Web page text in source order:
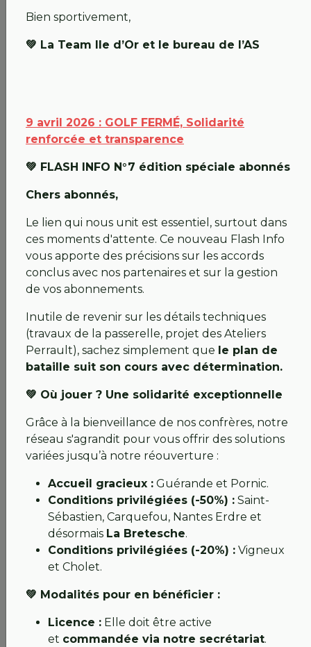
Bien sportivement,
💚 La Team Ile d’Or et le bureau de l’AS
9 avril 2026 : GOLF FERMÉ, Solidarité
renforcée et transparence
💚 FLASH INFO N°7 édition spéciale abonnés
Chers abonnés,
Le lien qui nous unit est essentiel, surtout dans
ces moments d'attente. Ce nouveau Flash Info
vous apporte des précisions sur les accords
conclus avec nos partenaires et sur la gestion
de vos abonnements.
Inutile de revenir sur les détails techniques
(travaux de la passerelle, projet des Ateliers
Perrault), sachez simplement que le plan de
bataille suit son cours avec détermination.
💚 Où jouer ? Une solidarité exceptionnelle
Grâce à la bienveillance de nos confrères, notre
réseau s'agrandit pour vous offrir des solutions
variées jusqu’à notre réouverture :
Accueil gracieux : Guérande et Pornic.
Conditions privilégiées (-50%) : Saint-
Sébastien, Carquefou, Nantes Erdre et
désormais La Bretesche.
Conditions privilégiées (-20%) : Vigneux
et Cholet.
💚 Modalités pour en bénéficier :
Licence : Elle doit être active
et commandée via notre secrétariat.
Merci pour votre immense patience et votre fidélité
J’ai décidé de faire une deuxième lettre vraiment
pour vous, nos abonnés. J’espère vous montrer
combien nous avons conscience du désagrément
que vous subissez et combien nous sommes
mais il est difficile de communiquer sans avancées
signifiantes.
N’hésitez pas à nous appeler ou à nous envoyer un
quelques bonnes nouvelles.
Bien à vous,
Hélène 💚
Chers abonnés, chers licenciés,
Le printemps pointe le bout de son nez, les cerisiers
sont en fleurs sur la route, mais la nature nous
impose cette année un défi de taille. Le parcours a
exceptionnelles et comme vous le savez, l'accès est
encore suspendu.